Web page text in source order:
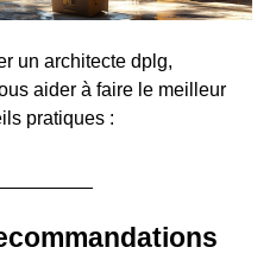
un architecte dplg,
aider à faire le meilleur
pratiques :